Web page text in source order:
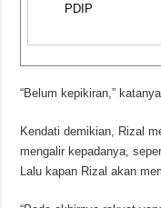
PDIP
“Belum kepikiran,”
Kendati demikian, Rizal
mengalir kepadanya,
Lalu kapan Rizal akan